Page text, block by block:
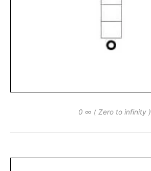
0 ∞ ( Zero to infinity )